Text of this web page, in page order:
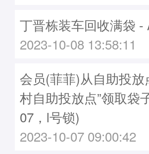
丁晋栋装车回收满袋 -
2023-10-08 13:58:11
会员(菲菲)从自助投
村自助投放点”领取袋
07，l号锁)
2023-10-07 09:00:42